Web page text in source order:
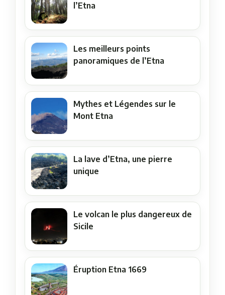
l’Etna
Les meilleurs points
panoramiques de l’Etna
Mythes et Légendes sur le
Mont Etna
La lave d’Etna, une pierre
unique
Le volcan le plus dangereux de
Sicile
Éruption Etna 1669